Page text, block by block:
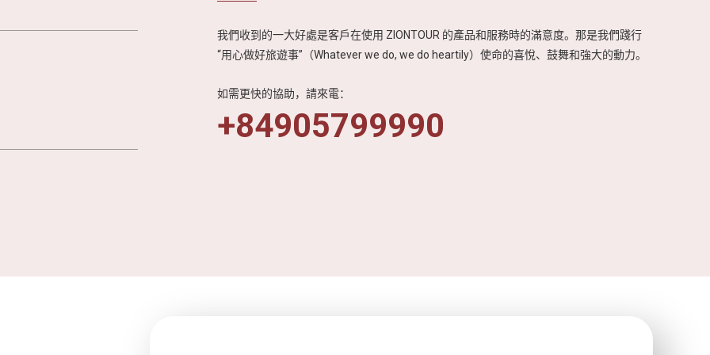
我們收到的一大好處是客戶在使用 ZIONTOUR 的產品和服務時的滿意度。那是我們踐行
“用心做好旅遊事”（Whatever we do, we do heartily）使命的喜悅、鼓舞和強大的動力。
如需更快的協助，請來電：
+84905799990